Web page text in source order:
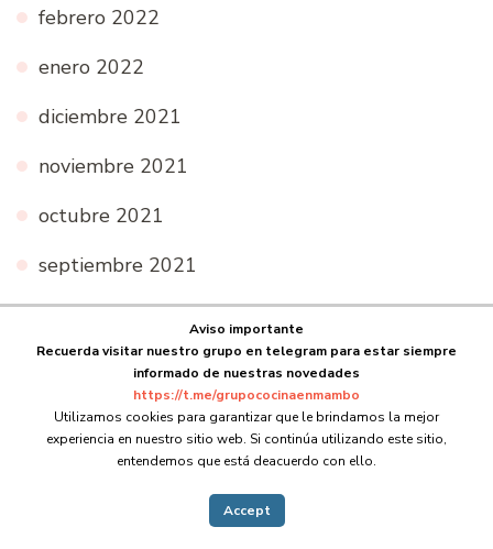
febrero 2022
enero 2022
diciembre 2021
noviembre 2021
octubre 2021
septiembre 2021
agosto 2021
julio 2021
junio 2021
mayo 2021
Aviso importante
Recuerda visitar nuestro grupo en telegram para estar siempre
informado de nuestras novedades
https://t.me/grupococinaenmambo
Utilizamos cookies para garantizar que le brindamos la mejor
experiencia en nuestro sitio web. Si continúa utilizando este sitio,
entendemos que está deacuerdo con ello.
Accept